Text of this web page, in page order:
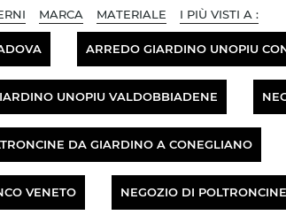
MARCA MATERIALE I PIÙ VISTI A :
ARREDO GIARDINO UNOPIU
UNOPIU VALDOBBIADENE
DA GIARDINO A CONEGLIANO
VENETO NEGOZIO DI